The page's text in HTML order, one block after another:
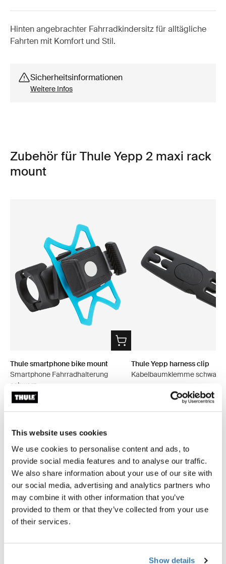
This website uses cookies
We use cookies to personalise content and ads, to
provide social media features and to analyse our traffic.
We also share information about your use of our site with
our social media, advertising and analytics partners who
may combine it with other information that you’ve
provided to them or that they’ve collected from your use
of their services.
Show details
Hinten angebrachter Fahrradkindersitz für alltägliche
Fahrten mit Komfort und Stil.
Sicherheitsinformationen
Weitere Infos
Zubehör für Thule Yepp 2 maxi rack
mount
Thule smartphone bike mount
Smartphone Fahrradhalterung
schwarz
39,95 €
Thule Yepp harness clip
Kabelbaumklemme schwarz
Toggle overview
Beschreibung des Produkts
Toggle features
Alle Eigenschaften